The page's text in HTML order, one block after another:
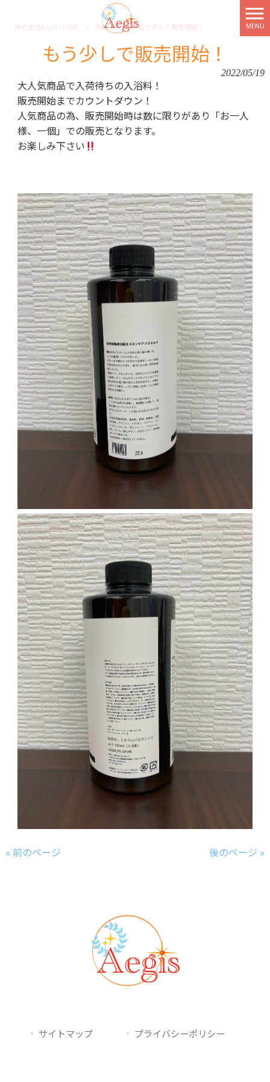
MENU
株式会社Aegis HOME > お知らせ > もう少しで販売開始！
もう少しで販売開始！
2022/05/19
大人気商品で入荷待ちの入浴料！
販売開始までカウントダウン！
人気商品の為、販売開始時は数に限りがあり「お一人
様、一個」での販売となります。
お楽しみ下さい
« 前のページ 後のページ »
サイトマップ プライバシーポリシー